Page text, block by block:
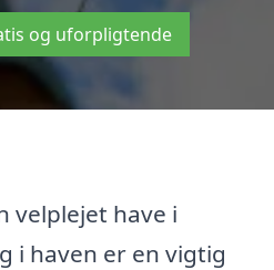
og uforpligtende
velplejet have i
i haven er en vigtig